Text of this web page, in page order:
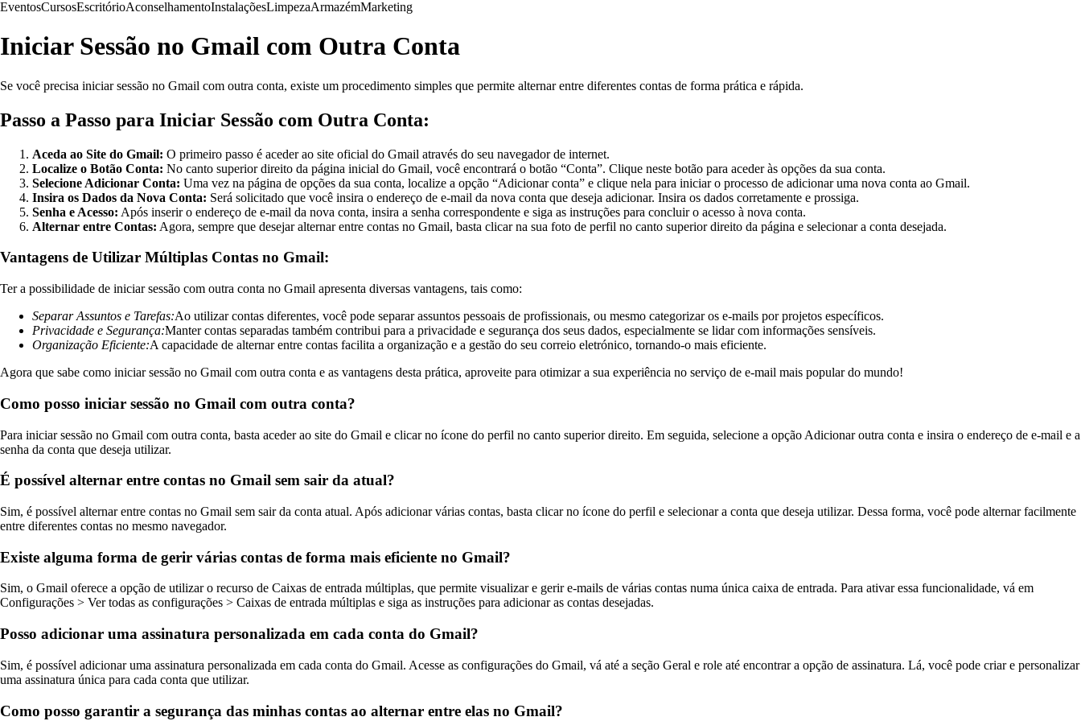
EventosCursosEscritórioAconselhamentoInstalaçõesLimpezaArmazémMarketing
Iniciar Sessão no Gmail com Outra Conta
Se você precisa iniciar sessão no Gmail com outra conta, existe um procedimento simples que permite alternar entre diferentes contas de forma prática e rápida.
Passo a Passo para Iniciar Sessão com Outra Conta:
Aceda ao Site do Gmail: O primeiro passo é aceder ao site oficial do Gmail através do seu navegador de internet.
Localize o Botão Conta: No canto superior direito da página inicial do Gmail, você encontrará o botão “Conta”. Clique neste botão para aceder às opções da sua conta.
Selecione Adicionar Conta: Uma vez na página de opções da sua conta, localize a opção “Adicionar conta” e clique nela para iniciar o processo de adicionar uma nova conta ao Gmail.
Insira os Dados da Nova Conta: Será solicitado que você insira o endereço de e-mail da nova conta que deseja adicionar. Insira os dados corretamente e prossiga.
Senha e Acesso: Após inserir o endereço de e-mail da nova conta, insira a senha correspondente e siga as instruções para concluir o acesso à nova conta.
Alternar entre Contas: Agora, sempre que desejar alternar entre contas no Gmail, basta clicar na sua foto de perfil no canto superior direito da página e selecionar a conta desejada.
Vantagens de Utilizar Múltiplas Contas no Gmail:
Ter a possibilidade de iniciar sessão com outra conta no Gmail apresenta diversas vantagens, tais como:
Separar Assuntos e Tarefas:Ao utilizar contas diferentes, você pode separar assuntos pessoais de profissionais, ou mesmo categorizar os e-mails por projetos específicos.
Privacidade e Segurança:Manter contas separadas também contribui para a privacidade e segurança dos seus dados, especialmente se lidar com informações sensíveis.
Organização Eficiente:A capacidade de alternar entre contas facilita a organização e a gestão do seu correio eletrónico, tornando-o mais eficiente.
Agora que sabe como iniciar sessão no Gmail com outra conta e as vantagens desta prática, aproveite para otimizar a sua experiência no serviço de e-mail mais popular do mundo!
Como posso iniciar sessão no Gmail com outra conta?
Para iniciar sessão no Gmail com outra conta, basta aceder ao site do Gmail e clicar no ícone do perfil no canto superior direito. Em seguida, selecione a opção Adicionar outra conta e insira o endereço de e-mail e a
senha da conta que deseja utilizar.
É possível alternar entre contas no Gmail sem sair da atual?
Sim, é possível alternar entre contas no Gmail sem sair da conta atual. Após adicionar várias contas, basta clicar no ícone do perfil e selecionar a conta que deseja utilizar. Dessa forma, você pode alternar facilmente
entre diferentes contas no mesmo navegador.
Existe alguma forma de gerir várias contas de forma mais eficiente no Gmail?
Sim, o Gmail oferece a opção de utilizar o recurso de Caixas de entrada múltiplas, que permite visualizar e gerir e-mails de várias contas numa única caixa de entrada. Para ativar essa funcionalidade, vá em
Configurações > Ver todas as configurações > Caixas de entrada múltiplas e siga as instruções para adicionar as contas desejadas.
Posso adicionar uma assinatura personalizada em cada conta do Gmail?
Sim, é possível adicionar uma assinatura personalizada em cada conta do Gmail. Acesse as configurações do Gmail, vá até a seção Geral e role até encontrar a opção de assinatura. Lá, você pode criar e personalizar
uma assinatura única para cada conta que utilizar.
Como posso garantir a segurança das minhas contas ao alternar entre elas no Gmail?